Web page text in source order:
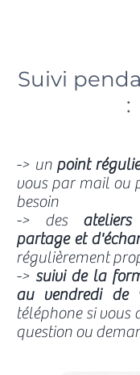
Suivi
:
-> un point
vous par mail ou
besoin
-> des
partage et
régulièrement
-> suivi de la
au vendredi de
téléphone si vous
question ou